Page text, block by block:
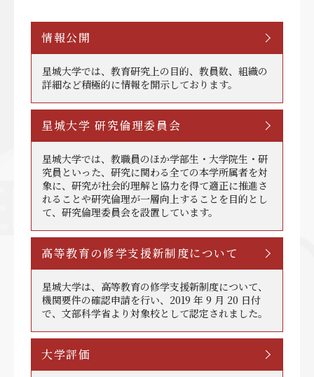
情報公開
星城大学では、教育研究上の目的、教員数、組織の
詳細など積極的に情報を開示しております。
星城大学 研究倫理委員会
星城大学では、教職員のほか学部生・大学院生・研
究員といった、研究に関わる全ての本学所属者を対
象に、研究が社会的理解と協力を得て適正に推進さ
れることや研究倫理が一層向上することを目的とし
て、研究倫理委員会を設置しています。
高等教育の修学支援新制度について
星城大学は、高等教育の修学支援新制度について、
機関要件の確認申請を行い、2019 年 9 月 20 日付
で、文部科学省より対象校として認定されました。
大学評価